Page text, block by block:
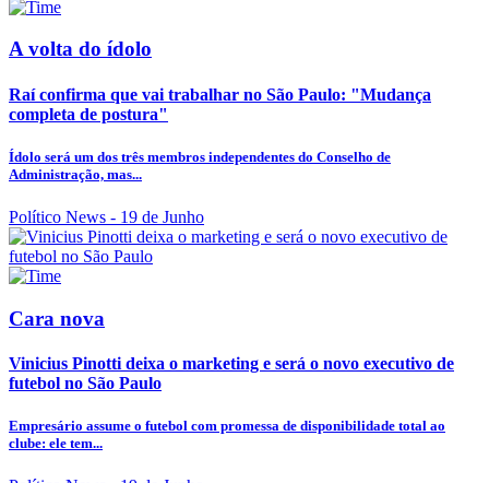
A volta do ídolo
Raí confirma que vai trabalhar no São Paulo: "Mudança
completa de postura"
Ídolo será um dos três membros independentes do Conselho de
Administração, mas...
Político News - 19 de Junho
Cara nova
Vinicius Pinotti deixa o marketing e será o novo executivo de
futebol no São Paulo
Empresário assume o futebol com promessa de disponibilidade total ao
clube: ele tem...